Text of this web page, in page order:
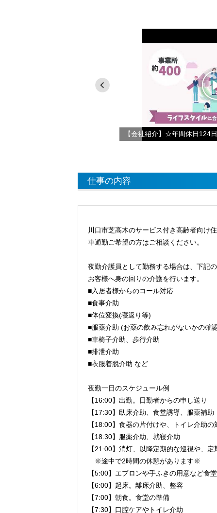
仕事の内容
川口市芝高木のサービス付き高齢者向け
車通勤ご希望の方はご相談ください。
夜勤介護員として勤務する場合は、下記
お客様へ身の回りの介護を行います。
■入居者様からのコール対応
■食事介助
■体位変換(寝返り等)
■服薬介助 (お薬の飲み忘れがないかの確
■車椅子介助、歩行介助
■排泄介助
■衣服着脱介助 など
夜勤一日のスケジュール例
【16:00】出勤。日勤者からの申し送り
【17:30】臥床介助、食堂誘導、服薬補助
【18:00】食器の片付けや、トイレ介助の
【18:30】服薬介助、就寝介助
【21:00】消灯、以降定期的な巡視や、
※途中で2時間の休憩があります※
【5:00】エプロンや手ふきの用意など食
【6:00】起床。離床介助、整容
【7:00】朝食。食堂の準備
【7:30】口腔ケアやトイレ介助